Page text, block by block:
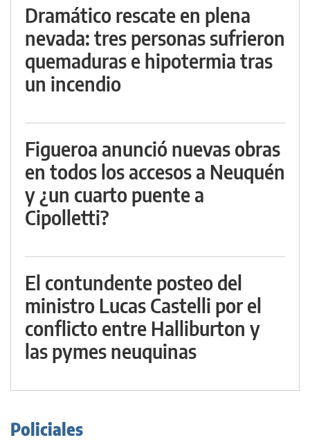
Dramático rescate en plena
nevada: tres personas sufrieron
quemaduras e hipotermia tras
un incendio
Figueroa anunció nuevas obras
en todos los accesos a Neuquén
y ¿un cuarto puente a
Cipolletti?
El contundente posteo del
ministro Lucas Castelli por el
conflicto entre Halliburton y
las pymes neuquinas
Policiales